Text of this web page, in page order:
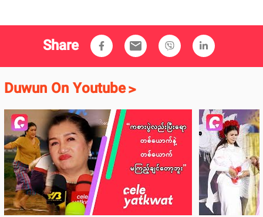
Share email
Duwun On Youtube>